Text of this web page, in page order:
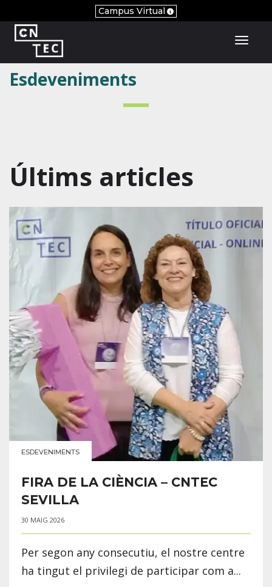
Campus Virtual
Esdeveniments
Últims articles
ESDEVENIMENTS
FIRA DE LA CIÈNCIA – CNTEC
SEVILLA
30 MAIG 2026
Per segon any consecutiu, el nostre centre
ha tingut el privilegi de participar com a...